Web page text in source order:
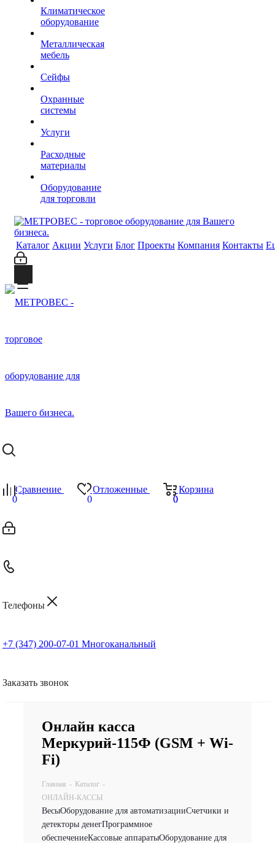
Климатическое
оборудование
Металлическая
мебель
Сейфы
Охранные
системы
Услуги
Расходные
материалы
Оборудование
для торговли
Каталог Акции Услуги Блог Проекты Компания Контакты
Сравнение
0
Отложенные
0
Корзина
0
0
Телефоны
+7 (347) 200-07-01 Многоканальный
Заказать звонок
Онлайн касса
Меркурий-115Ф (GSM + Wi-
Fi)
Главная - Каталог -
ОНЛАЙН-КАССЫ
ВесыОборудование для автоматизацииСчетчики и
детекторы денегПрограммное
обеспечениеКассовые аппаратыОборудование для